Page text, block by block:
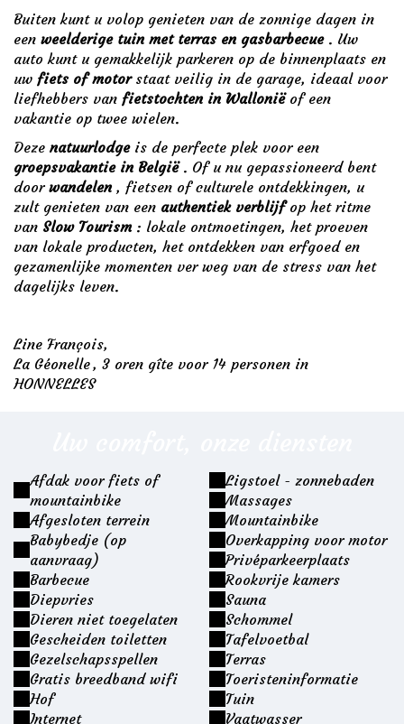
Buiten kunt u volop genieten van de zonnige dagen in
een weelderige tuin met terras en gasbarbecue. Uw
auto kunt u gemakkelijk parkeren op de binnenplaats en
uw fiets of motorstaat veilig in de garage, ideaal voor
liefhebbers van fietstochten in Walloniëof een
vakantie op twee wielen.
Deze natuurlodgeis de perfecte plek voor een
groepsvakantie in België. Of u nu gepassioneerd bent
door wandelen, fietsen of culturele ontdekkingen, u
zult genieten van een authentiek verblijfop het ritme
van Slow Tourism: lokale ontmoetingen, het proeven
van lokale producten, het ontdekken van erfgoed en
gezamenlijke momenten ver weg van de stress van het
dagelijks leven.
Line François,
La Géonelle, 3 oren gîte voor 14 personen in
HONNELLES
Afdak voor fiets of
mountainbike
Afgesloten terrein
Babybedje (op
aanvraag)
Barbecue
Diepvries
Dieren niet toegelaten
Gescheiden toiletten
Gezelschapsspellen
Gratis breedband wifi
Hof
Internet
Ligstoel - zonnebaden
Massages
Mountainbike
Overkapping voor motor
Privéparkeerplaats
Rookvrije kamers
Sauna
Schommel
Tafelvoetbal
Terras
Toeristeninformatie
Tuin
Vaatwasser